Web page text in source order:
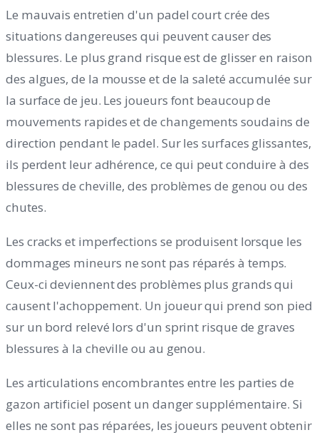
Le mauvais entretien d'un padel court crée des
situations dangereuses qui peuvent causer des
blessures. Le plus grand risque est de glisser en raison
des algues, de la mousse et de la saleté accumulée sur
la surface de jeu. Les joueurs font beaucoup de
mouvements rapides et de changements soudains de
direction pendant le padel. Sur les surfaces glissantes,
ils perdent leur adhérence, ce qui peut conduire à des
blessures de cheville, des problèmes de genou ou des
chutes.
Les cracks et imperfections se produisent lorsque les
dommages mineurs ne sont pas réparés à temps.
Ceux-ci deviennent des problèmes plus grands qui
causent l'achoppement. Un joueur qui prend son pied
sur un bord relevé lors d'un sprint risque de graves
blessures à la cheville ou au genou.
Les articulations encombrantes entre les parties de
gazon artificiel posent un danger supplémentaire. Si
elles ne sont pas réparées, les joueurs peuvent obtenir